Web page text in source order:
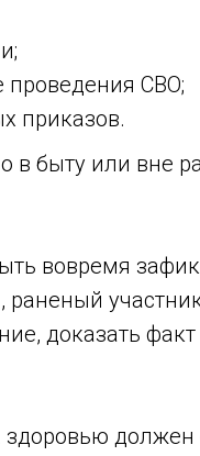
СВО;
приказов.
в быту или вне
вовремя
доказать
здоровью